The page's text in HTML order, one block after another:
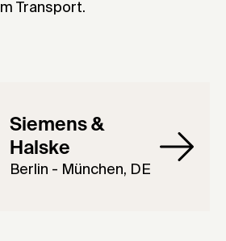
Transport.
Siemens &
Halske
Berlin - München, DE